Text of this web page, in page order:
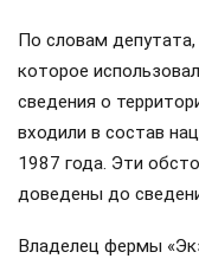
По словам депутата,
которое
сведения о
входили в состав
1987 года. Эти
доведены до
Владелец фермы